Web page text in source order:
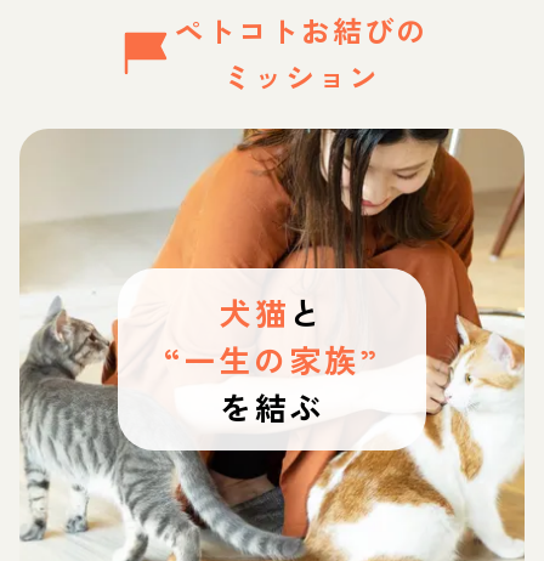
ペトコトお結びの
ミッション
犬猫 と
“一生の家族”
を結ぶ